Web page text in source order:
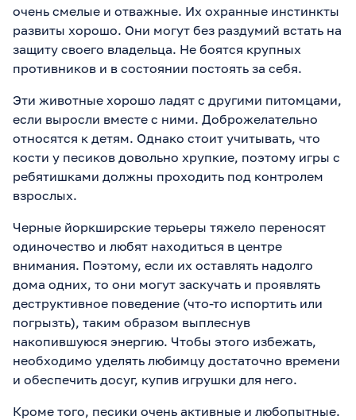
очень смелые и отважные. Их охранные инстинкты
развиты хорошо. Они могут без раздумий встать на
защиту своего владельца. Не боятся крупных
противников и в состоянии постоять за себя.
Эти животные хорошо ладят с другими питомцами,
если выросли вместе с ними. Доброжелательно
относятся к детям. Однако стоит учитывать, что
кости у песиков довольно хрупкие, поэтому игры с
ребятишками должны проходить под контролем
взрослых.
Черные йоркширские терьеры тяжело переносят
одиночество и любят находиться в центре
внимания. Поэтому, если их оставлять надолго
дома одних, то они могут заскучать и проявлять
деструктивное поведение (что-то испортить или
погрызть), таким образом выплеснув
накопившуюся энергию. Чтобы этого избежать,
необходимо уделять любимцу достаточно времени
и обеспечить досуг, купив игрушки для него.
Кроме того, песики очень активные и любопытные.